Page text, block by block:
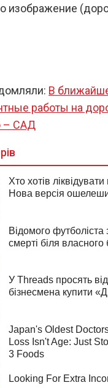
В
работы на
– САД